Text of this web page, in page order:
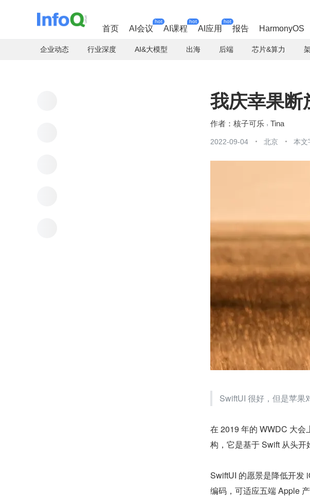
首页 AI会议
hot
AI课程
hot
AI应用
hot
报告 HarmonyOS
企业动态 行业深度 AI&大模型 出海 后端 芯片&算力
我庆幸果
核子可乐 Tina
2022-09-04 北京 本文
SwiftUI 很好，但是苹果
在 2019 年的 WWDC 大
构，它是基于 Swift 从头开
SwiftUI 的愿景是降低开发
编码，可适应五端 Apple